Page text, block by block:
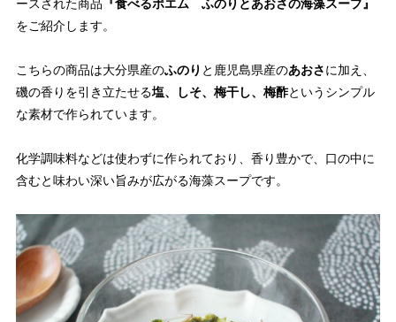
ースされた商品 『食べるポエム ふのりとあおさの海藻スープ』
をご紹介します。
こちらの商品は大分県産のふのり と鹿児島県産のあおさに加え、
磯の香りを引き立たせる塩、しそ、梅干し、梅酢というシンプル
な素材で作られています。
化学調味料などは使わずに作られており、香り豊かで、口の中に
含むと味わい深い旨みが広がる海藻スープです。